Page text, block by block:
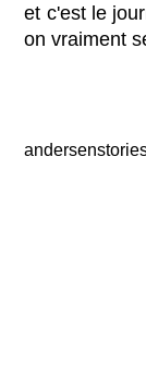
et c'est le
on vraiment